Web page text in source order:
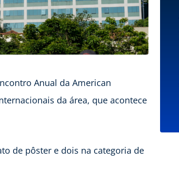
Anual da American
da área, que acontece
de pôster e dois na categoria de